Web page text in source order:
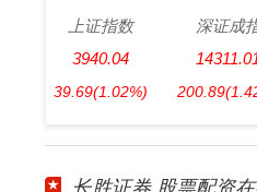
上证指数
3940.04
39.69(1.02%)
深证成
200.89
长胜证券,股票配资